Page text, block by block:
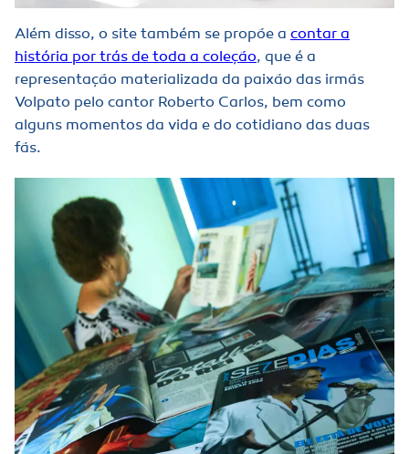
Além disso, o site também se propõe a contar a
história por trás de toda a coleção, que é a
representação materializada da paixão das irmãs
Volpato pelo cantor Roberto Carlos, bem como
alguns momentos da vida e do cotidiano das duas
fãs.